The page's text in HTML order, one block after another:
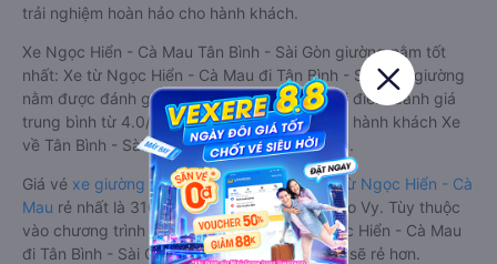
trải nghiệm hoàn hảo cho hành khách.
Xe Ngọc Hiển - Cà Mau Tân Bình - Sài Gòn giường nằm tốt
nhất: Xe từ Ngọc Hiển - Cà Mau đi Tân Bình - Sài Gòn giường
nằm được đánh giá chung chất lượng Tốt với điểm đánh giá
trung bình từ 4.0/5 dựa trên 20 phản hồi của hành khách Xe
về Tân Bình - Sài Gòn từ Ngọc Hiển - Cà Mau.
Giá vé xe giường nằm đi Tân Bình - Sài Gòn từ Ngọc Hiển - Cà
Mau rẻ nhất là 310000VND của hãng xe Thảo Vy. Tùy thuộc
vào chương trình khuyến mãi, giá vé Xe Ngọc Hiển - Cà Mau
đi Tân Bình - Sài Gòn giường nằm này có thể sẽ rẻ hơn.